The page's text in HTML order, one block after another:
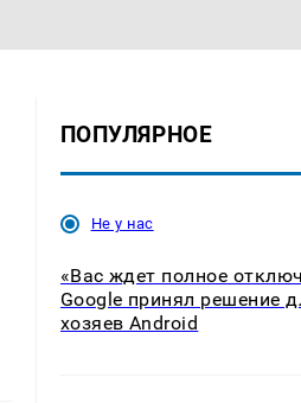
ПОПУЛЯРНОЕ
Не у нас
«Вас ждет полное
Google принял решение
хозяев Android